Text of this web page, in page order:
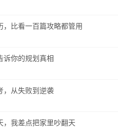
，比看一百篇攻略都管用
诉你的规划真相
，从失败到逆袭
，我差点把家里吵翻天